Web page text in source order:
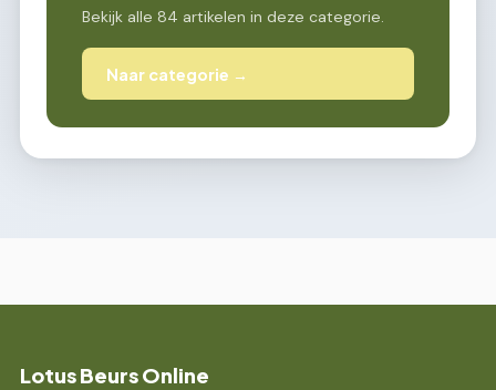
Bekijk alle 84 artikelen in deze categorie.
Naar categorie →
Lotus Beurs Online